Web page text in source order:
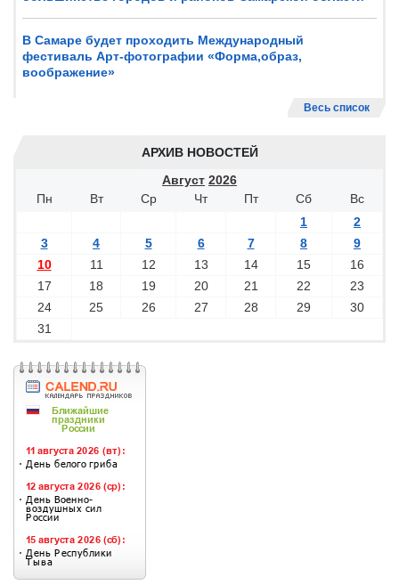
В Самаре будет проходить Международный
фестиваль Арт-фотографии «Форма,образ,
воображение»
Весь список
АРХИВ НОВОСТЕЙ
Август 2026
Пн
Вт Ср Чт Пт Сб
Вс
1
2
3
4 5 6 7 8
9
10
11 12 13 14 15
16
17
18 19 20 21 22
23
24
25 26 27 28 29
30
31